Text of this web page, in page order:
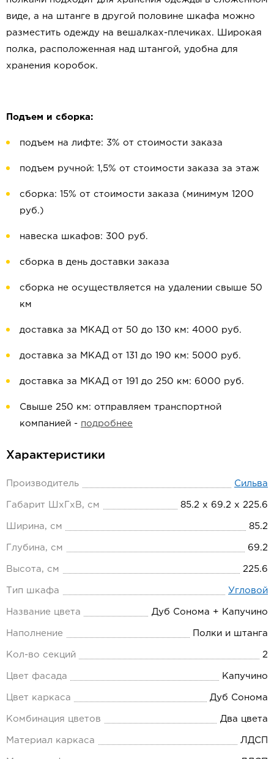
виде, а на штанге в другой половине шкафа можно
разместить одежду на вешалках-плечиках. Широкая
полка, расположенная над штангой, удобна для
хранения коробок.
Подъем и сборка:
подъем на лифте: 3% от стоимости заказа
подъем ручной: 1,5% от стоимости заказа за этаж
сборка: 15% от стоимости заказа (минимум 1200
руб.)
навеска шкафов: 300 руб.
сборка в день доставки заказа
сборка не осуществляется на удалении свыше 50
км
доставка за МКАД от 50 до 130 км: 4000 руб.
доставка за МКАД от 131 до 190 км: 5000 руб.
доставка за МКАД от 191 до 250 км: 6000 руб.
Свыше 250 км: отправляем транспортной
компанией - подробнее
Характеристики
Производитель Сильва
Габарит ШхГхВ, см 85.2 х 69.2 х 225.6
Ширина, см 85.2
Глубина, см 69.2
Высота, см 225.6
Тип шкафа Угловой
Название цвета Дуб Сонома + Капучино
Наполнение Полки и штанга
Кол-во секций 2
Цвет фасада Капучино
Цвет каркаса Дуб Сонома
Комбинация цветов Два цвета
Материал каркаса ЛДСП